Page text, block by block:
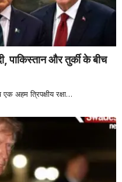
पाकिस्तान और तुर्की के बीच
अहम त्रिपक्षीय रक्षा…